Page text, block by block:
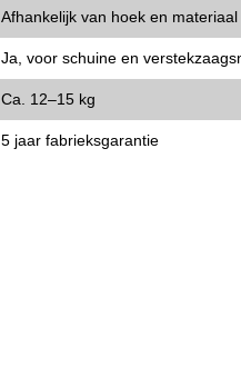
Afhankelijk van hoek en materiaal
Ja, voor schuine en
Ca. 12–15 kg
5 jaar fabrieksgarantie